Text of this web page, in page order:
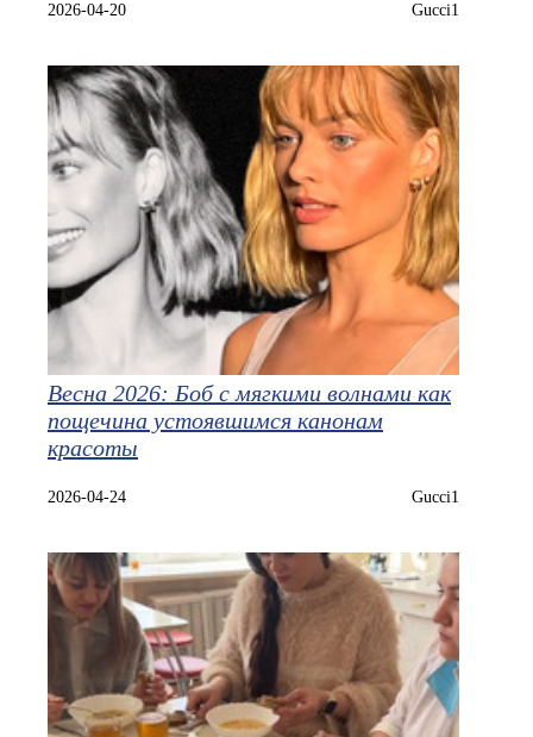
2026-04-20 Gucci1
Весна 2026: Боб с мягкими волнами как
пощечина устоявшимся канонам
красоты
2026-04-24 Gucci1